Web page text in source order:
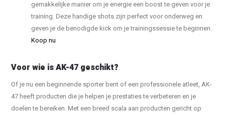
gemakkelijke manier om je energie een boost te geven voor je
training. Deze handige shots zijn perfect voor onderweg en
geven je de benodigde kick om je trainingssessie te beginnen.
Koop nu
Voor wie is AK-47 geschikt?
Of je nu een beginnende sporter bent of een professionele atleet, AK-
47 heeft producten die je helpen je prestaties te verbeteren en je
doelen te bereiken. Met een breed scala aan producten gericht op